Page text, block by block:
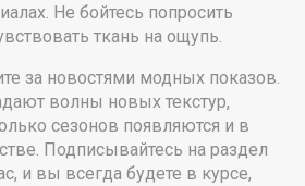
Не бойтесь попросить
ткань на ощупь.
за новостями модных показов.
волны новых текстур,
сезонов появляются и в
Подписывайтесь на раздел
и вы всегда будете в курсе,